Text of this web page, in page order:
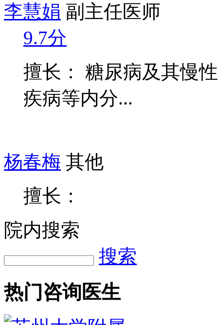
李慧娟 副主任医师
9.7分
擅长： 糖尿病及其慢
疾病等内分...
杨春梅 其他
擅长：
院内搜索
搜索
热门咨询医生